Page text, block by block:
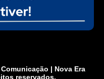
| Nova Era
reservados.